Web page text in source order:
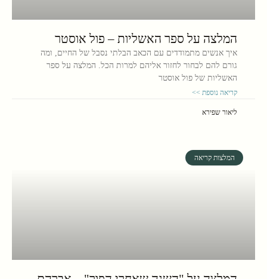
המלצה על ספר האשליות – פול אוסטר
איך אנשים מתמודדים עם הכאב הבלתי נסבל של החיים, ומה
גורם להם לבחור לחזור אליהם למרות הכל. המלצה על ספר
האשליות של פול אוסטר
קריאה נוספת >>
ליאור שפירא
המלצות קריאה